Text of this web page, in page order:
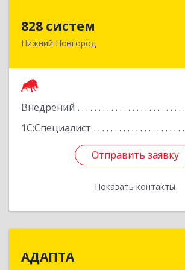
828 систем
Нижний Новгород
Внедрений
1С:Специалист
Отправить заявку
Показать контакты
603006, Нижегородская обл,
Отправить заявку
Назад
АДАПТА